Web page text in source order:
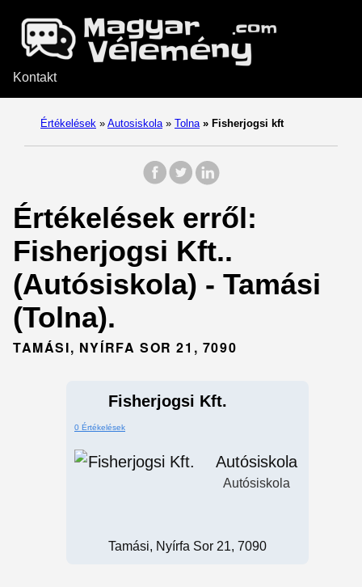
Kontakt
Értékelések » Autosiskola » Tolna » Fisherjogsi kft
Értékelések erről:
Fisherjogsi Kft..
(Autósiskola) - Tamási
(Tolna).
TAMÁSI, NYÍRFA SOR 21, 7090
Fisherjogsi Kft.
0 Értékelések
Autósiskola
Autósiskola
Tamási, Nyírfa Sor 21, 7090